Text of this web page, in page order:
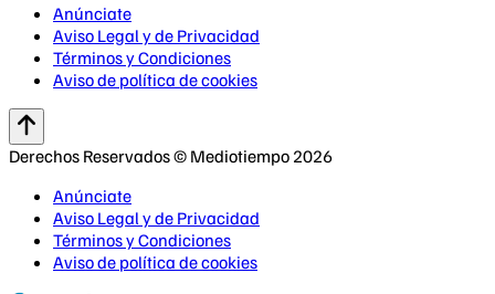
Anúnciate
Aviso Legal y de Privacidad
Términos y Condiciones
Aviso de política de cookies
Derechos Reservados © Mediotiempo 2026
Anúnciate
Aviso Legal y de Privacidad
Términos y Condiciones
Aviso de política de cookies